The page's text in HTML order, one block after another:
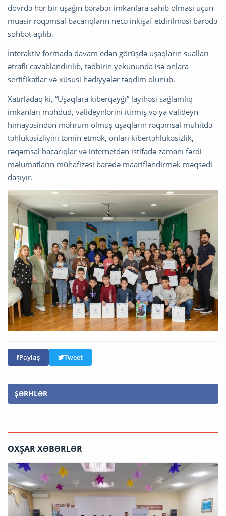
dövrdə hər bir uşağın bərabər imkanlara sahib olması üçün
müasir rəqəmsal bacarıqların necə inkişaf etdirilməsi barədə
söhbət açılıb.
İnteraktiv formada davam edən görüşdə uşaqların sualları
ətraflı cavablandırılıb, tədbirin yekununda isə onlara
sertifikatlar və xüsusi hədiyyələr təqdim olunub.
Xatırladaq ki, “Uşaqlara kiberqayğı” layihəsi sağlamlıq
imkanları məhdud, valideynlərini itirmiş və ya valideyn
himayəsindən məhrum olmuş uşaqların rəqəmsal mühitdə
təhlükəsizliyini təmin etmək, onları kibertəhlükəsizlik,
rəqəmsal bacarıqlar və internetdən istifadə zamanı fərdi
məlumatların mühafizəsi barədə maarifləndirmək məqsədi
daşıyır.
Paylaş Tweet
ŞƏRHLƏR
OXŞAR XƏBƏRLƏR